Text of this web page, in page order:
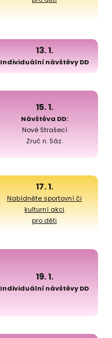
13. 1.
Individuální návštěvy DD
15. 1.
Návštěva DD:
Nové Strašecí
Zruč n. Sáz.
17. 1.
Nabídněte sportovní či
kulturní akci
pro děti
19. 1.
Individuální návštěvy DD